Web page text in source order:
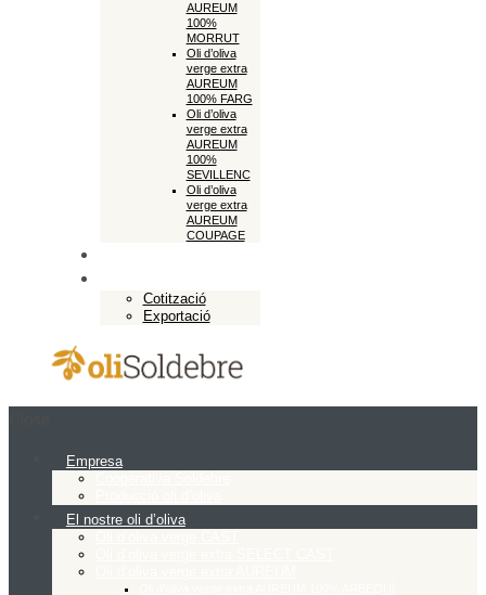
AUREUM
100%
MORRUT
Oli d’oliva
verge extra
AUREUM
100% FARG
Oli d’oliva
verge extra
AUREUM
100%
SEVILLENC
Oli d’oliva
verge extra
AUREUM
COUPAGE
Cotització
Exportació
Empresa
El nostre oli d’oliva